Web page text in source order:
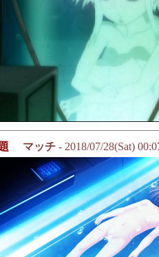
マッチ - 2018/07/28(Sat)